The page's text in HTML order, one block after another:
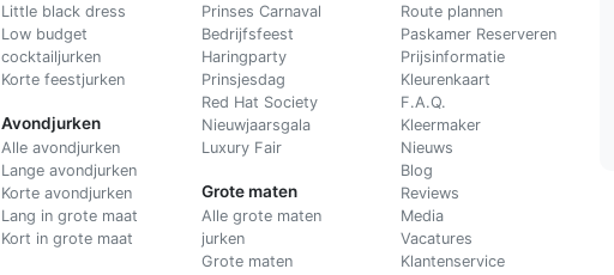
Little black dress
Low budget
cocktailjurken
Korte feestjurken
Avondjurken
Alle avondjurken
Lange avondjurken
Korte avondjurken
Lang in grote maat
Kort in grote maat
Prinses Carnaval
Bedrijfsfeest
Haringparty
Prinsjesdag
Red Hat Society
Nieuwjaarsgala
Luxury Fair
Grote maten
Alle grote maten
jurken
Grote maten
Route plannen
Paskamer Reserveren
Prijsinformatie
Kleurenkaart
F.A.Q.
Kleermaker
Nieuws
Blog
Reviews
Media
Vacatures
Klantenservice